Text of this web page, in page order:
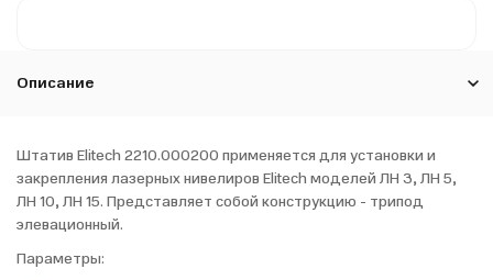
Описание
Штатив Elitech 2210.000200 применяется для установки и
закрепления лазерных нивелиров Elitech моделей ЛН 3, ЛН 5,
ЛН 10, ЛН 15. Представляет собой конструкцию - трипод
элевационный.
Параметры: